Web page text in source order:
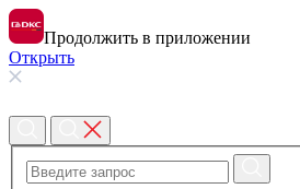
Продолжить в приложении
Открыть